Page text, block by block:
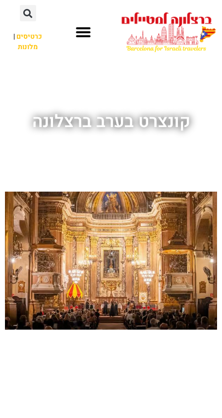
כרטיסים|
מלונות
קונצרט בערב ברצלונה